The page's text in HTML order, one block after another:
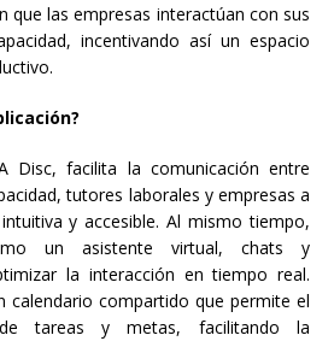
que las empresas interactúan con sus
incentivando así un espacio
Disc, facilita la comunicación entre
tutores laborales y empresas a
y accesible. Al mismo tiempo,
un asistente virtual, chats y
la interacción en tiempo real.
calendario compartido que permite el
tareas y metas, facilitando la